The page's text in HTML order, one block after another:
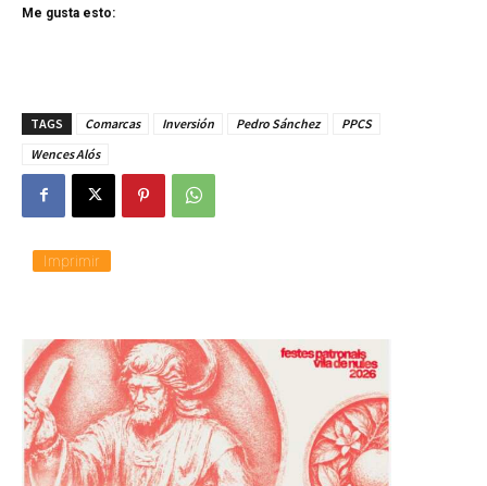
Me gusta esto:
TAGS Comarcas Inversión Pedro Sánchez
PPCS
Wences Alós
Imprimir